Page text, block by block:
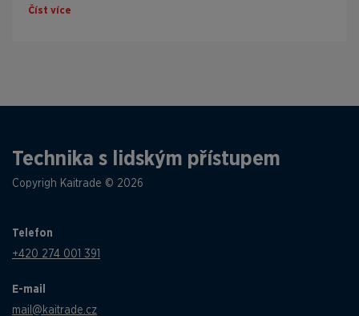
Číst více
Technika s lidským přístupem
Copyrigh Kaitrade © 2026
Telefon
+420 274 001 391
E-mail
mail@kaitrade.cz